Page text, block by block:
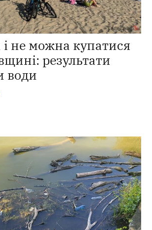
не можна купатися
результати
води